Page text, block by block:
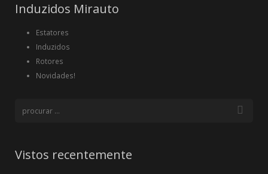
Induzidos Mirauto
Estatores
Induzidos
Rotores
Novidades!
Vistos recentemente